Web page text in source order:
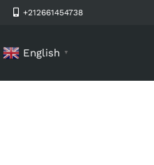
+212661454738
English ▼